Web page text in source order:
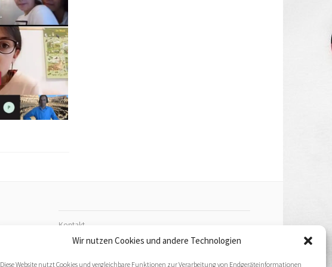
Wir nutzen Cookies und andere Technologien
Diese Website nutzt Cookies und vergleichbare Funktionen zur Verarbeitung von Endgeräteinformationen
Kontakt